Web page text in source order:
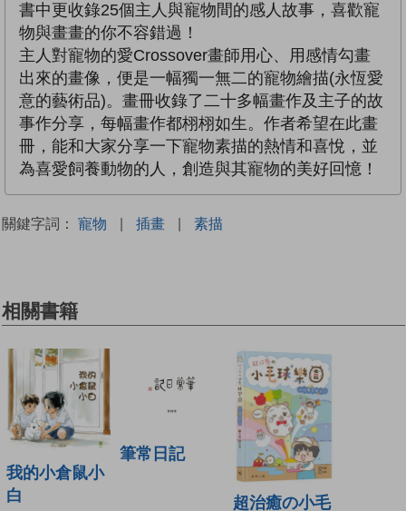
書中更收錄25個主人與寵物間的感人故事，喜歡寵
物與畫畫的你不容錯過！
主人對寵物的愛Crossover畫師用心、用感情勾畫
出來的畫像，便是一幅獨一無二的寵物繪描(永恆愛
意的藝術品)。畫冊收錄了二十多幅畫作及主子的故
事作分享，每幅畫作都栩栩如生。作者希望在此畫
冊，能和大家分享一下寵物素描的熱情和喜悅，並
為喜愛飼養動物的人，創造與其寵物的美好回憶！
關鍵字詞： 寵物 | 插畫 | 素描
相關書籍
我的小倉鼠小
白
筆常日記
超治癒の小毛